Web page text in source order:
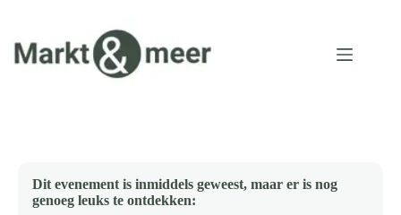
inhoud
Dit evenement is inmiddels geweest, maar er is nog
genoeg leuks te ontdekken: